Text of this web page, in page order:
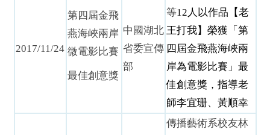
2017/11/24
第四屆金飛
燕海峽兩岸
微電影比賽
最佳創意獎
中國湖北
省委宣傳
部
等12 人以作品【老
王打我】榮獲「第
四屆金飛燕海峽兩
岸為電影比賽」最
佳創意獎，指導老
師李宜珊、黃順幸
傳播藝術系校友林